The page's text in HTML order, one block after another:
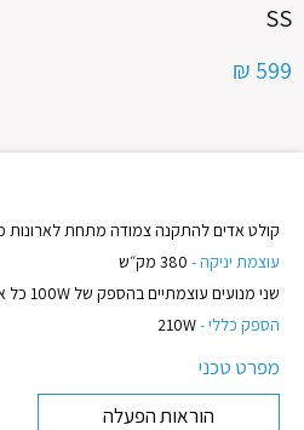
SS
599 ₪
קולט אדים להתקנה צמודה מתחת לארונות
עוצמת יניקה -
שני מנועים עוצמתיים בהספק של 100W כל אחד
הספק כללי -
מפרט טכני
הוראות הפעלה